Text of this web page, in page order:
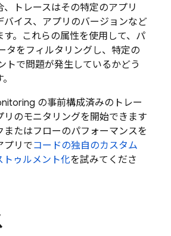
、トレースはその特定のアプリ
バイス、アプリのバージョンなど
す。これらの属性を使用して、パ
タをフィルタリングし、特定の
トで問題が発生しているかどう
の事前構成済みのトレー
リのモニタリングを開始できます
またはフローのパフォーマンスを
プリでコードの独自のカスタム
トゥルメント化を試みてくださ